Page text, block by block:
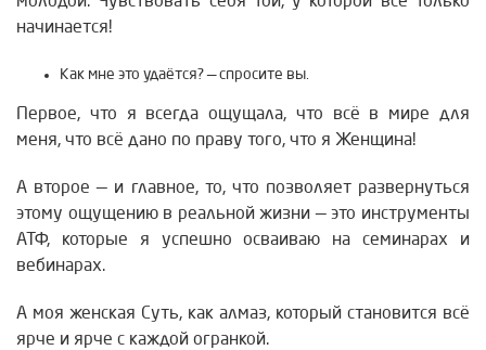
начинается!
Как мне это удаётся? — спросите вы.
Первое, что я всегда ощущала, что всё в мире для
меня, что всё дано по праву того, что я Женщина!
А второе — и главное, то, что позволяет развернуться
этому ощущению в реальной жизни — это инструменты
АТФ, которые я успешно осваиваю на семинарах и
вебинарах.
А моя женская Суть, как алмаз, который становится всё
ярче и ярче с каждой огранкой.